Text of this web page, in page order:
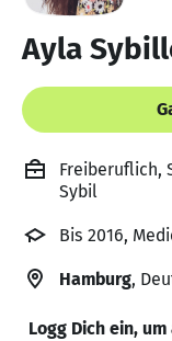
Ayla
Freiberuflich,
Sybil
Bis 2016,
Hamburg,
Logg Dich ein,